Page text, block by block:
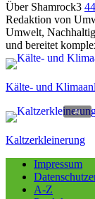
Über Shamrock3
Redaktion von
Umwelt,
und bereitet
Kälte- und
Kaltzerkleinerung
Impressum
A-Z